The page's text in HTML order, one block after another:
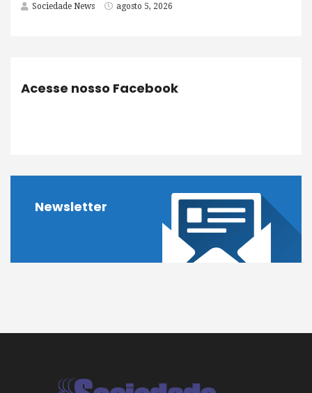
Sociedade News agosto 5, 2026
Acesse nosso Facebook
Newsletter